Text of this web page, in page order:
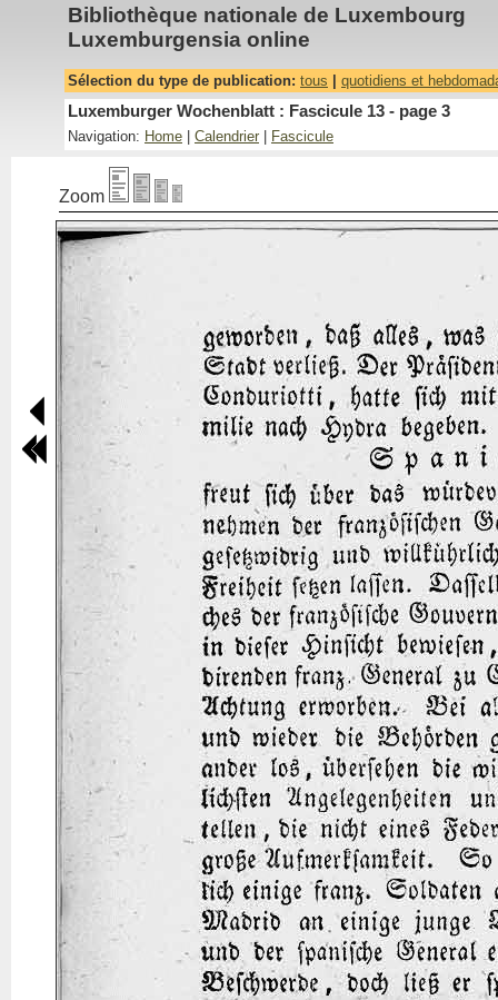
Bibliothèque nationale de Luxembourg
Luxemburgensia online
Sélection du type de publication: tous quotidiens et
Luxemburger Wochenblatt : Fascicule 13 - page 3
Navigation: Home Calendrier Fascicule
Zoom